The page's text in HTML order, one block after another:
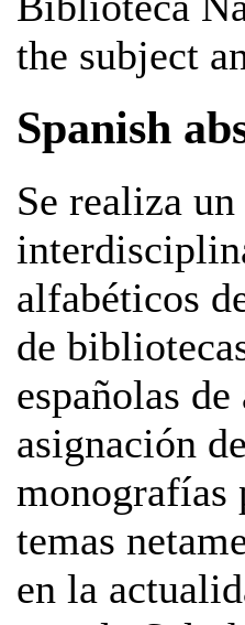
the subject
Spanish
Se realiza
alfabéticos
de
españolas
asignación
monografías
temas
en la